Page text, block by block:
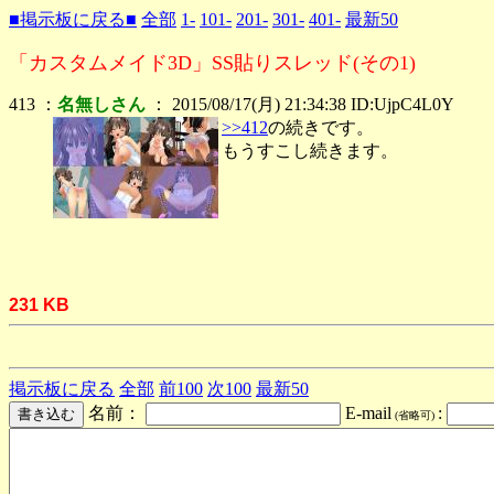
■掲示板に戻る■ 全部 1- 101- 201- 301- 401- 最新50
「カスタムメイド3D」SS貼りスレッド(その1)
413 ： 名無しさん ： 2015/08/17(月) 21:34:38 ID:UjpC4L0Y
>>412の続きです。
もうすこし続きます。
231 KB
掲示板に戻る 全部 前100 次100 最新50
名前：
E-mail (省略可) :